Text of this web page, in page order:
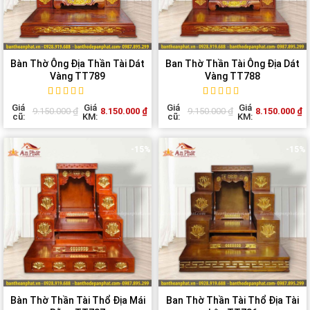
Bàn Thờ Ông Địa Thần Tài Dát
Vàng TT789
5 out of
5 based on
Giá
cũ:
9.150.000₫
Giá
KM:
8.150.000 ₫
Ban Thờ Thần Tài Ông Địa Dát
Vàng TT788
5 out of
5 based on
Giá
cũ:
9.150.000₫
Giá
KM:
8.150.000 ₫
-15%
Bàn Thờ Thần Tài Thổ Địa Mái
-15%
Ban Thờ Thần Tài Thổ Địa Tài